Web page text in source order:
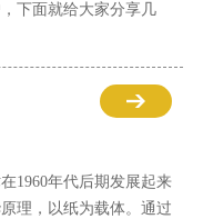
下面就给大家分享几
1960年代后期发展起来
理，以纸为载体。通过